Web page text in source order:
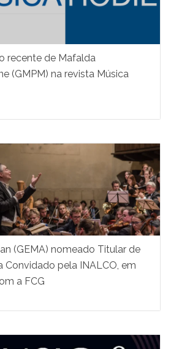
recente de Mafalda
(GMPM) na revista Música
(GEMA) nomeado Titular de
Convidado pela INALCO, em
a FCG